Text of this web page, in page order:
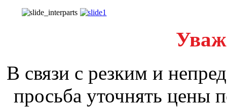
В связи с резким и
просьба уточнять цены